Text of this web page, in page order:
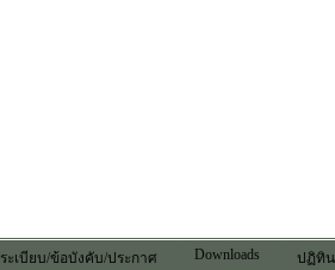
ระเบียบ/ข้อบังคับ/ประกาศ Downloads ปฏิทิน